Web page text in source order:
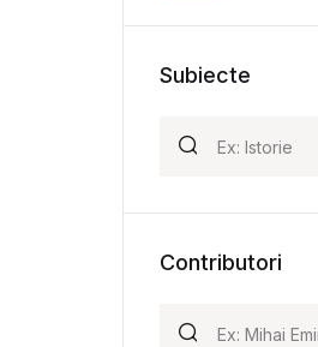
Subiecte
Contributori